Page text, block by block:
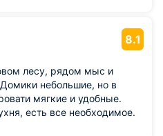
8.1
лесу, рядом мыс и
небольшие, но в
мягкие и удобные.
есть все необходимое.